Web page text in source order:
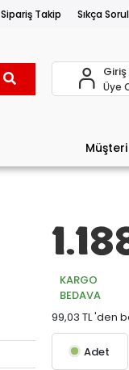
Sipariş Takip Sıkça
Üye
KARGO
BEDAVA
99,03 TL 'den
Adet